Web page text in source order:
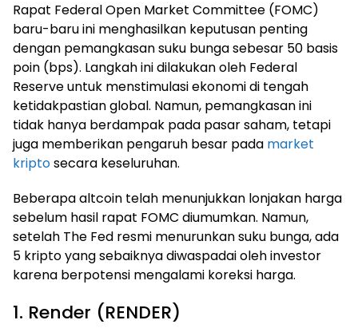
Rapat Federal Open Market Committee (FOMC)
baru-baru ini menghasilkan keputusan penting
dengan pemangkasan suku bunga sebesar 50 basis
poin (bps). Langkah ini dilakukan oleh Federal
Reserve untuk menstimulasi ekonomi di tengah
ketidakpastian global. Namun, pemangkasan ini
tidak hanya berdampak pada pasar saham, tetapi
juga memberikan pengaruh besar pada market
kriptosecara keseluruhan.
Beberapa altcoin telah menunjukkan lonjakan harga
sebelum hasil rapat FOMC diumumkan. Namun,
setelah The Fed resmi menurunkan suku bunga, ada
5 kripto yang sebaiknya diwaspadai oleh investor
karena berpotensi mengalami koreksi harga.
1. Render (RENDER)